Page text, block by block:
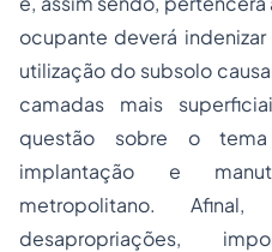
ocupante deverá
utilização do subsolo
camadas mais
questão sobre o
implantação e
metropolitano.
desapropriações,